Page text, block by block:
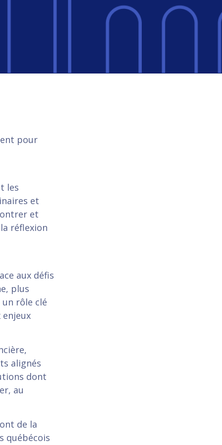
pour
les
et
et
réflexion
aux défis
plus
rôle clé
alignés
dont
au
de la
québécois